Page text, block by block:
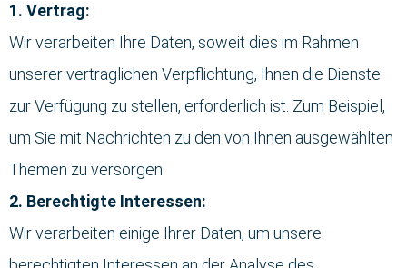
1. Vertrag:
Wir verarbeiten Ihre Daten, soweit dies im Rahmen
unserer vertraglichen Verpflichtung, Ihnen die Dienste
zur Verfügung zu stellen, erforderlich ist. Zum Beispiel,
um Sie mit Nachrichten zu den von Ihnen ausgewählten
Themen zu versorgen.
2. Berechtigte Interessen:
Wir verarbeiten einige Ihrer Daten, um unsere